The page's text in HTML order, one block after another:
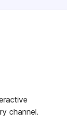
channel.